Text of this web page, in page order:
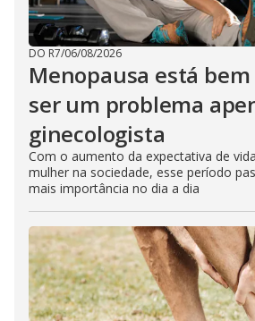
DO R7/06/08/2026
Menopausa está
ser um problema
ginecologista
Com o aumento da expectativa de
mulher na sociedade, esse período
mais importância no dia a dia